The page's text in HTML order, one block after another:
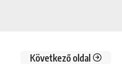
Következő oldal